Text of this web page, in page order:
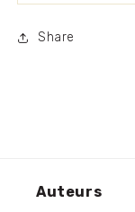
Share
Auteurs